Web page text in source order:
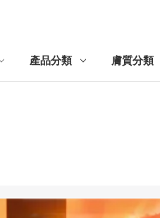
產品分類 膚質分類